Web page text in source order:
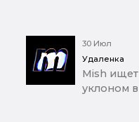
30 Июл
Удаленка
Mish
уклоном